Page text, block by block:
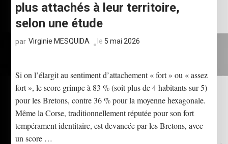
plus attachés à leur territoire,
selon une étude
par Virginie MESQUIDA le 5 mai 2026
Si on l’élargit au sentiment d’attachement « fort » ou « assez
fort », le score grimpe à 83 % (soit plus de 4 habitants sur 5)
pour les Bretons, contre 36 % pour la moyenne hexagonale.
Même la Corse, traditionnellement réputée pour son fort
tempérament identitaire, est devancée par les Bretons, avec
un score …